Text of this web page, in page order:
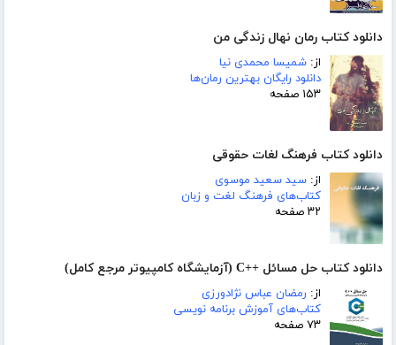
دانلود کتاب رمان نهال زندگی من
از: شمیسا محمدی نیا
دانلود رایگان بهترین رمان‌ها
۱۵۳ صفحه
دانلود کتاب فرهنگ لغات حقوقی
از: سید سعید موسوی
کتاب‌های فرهنگ لغت و زبان
۳۲ صفحه
دانلود کتاب حل مسائل ++C (آزمایشگاه کامپیوتر مرجع کامل)
از: رمضان عباس نژادورزی
کتاب‌های آموزش برنامه نویسی
۷۳ صفحه